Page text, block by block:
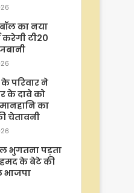
का नया
करेगी टी20
के परिवार ने
के दावे को
का
चेतावनी
भुगतना पड़ता
के बेटे की
भाजपा